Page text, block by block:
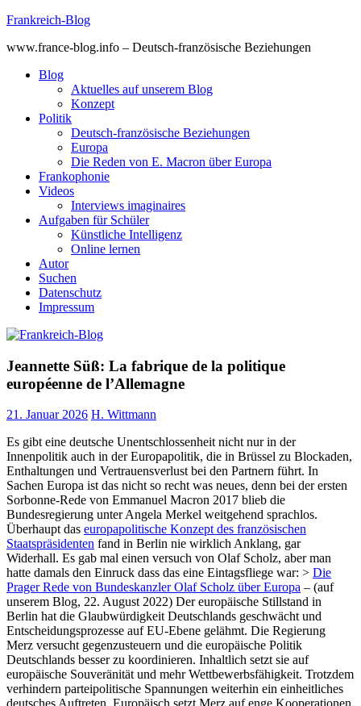
Skip
content
Frankreich-Blog
www.france-blog.info – Deutsch-französische Beziehungen
Blog
Aktuelles auf unserem Blog
Konzept
Politik
Deutsch-französische Beziehungen
Europa
Die Reden von E. Macron über Europa
Frankophonie
Videos
Interviews imaginaires
Aufgaben für Schüler
Künstliche Intelligenz
Online lernen
Autor
Suchen
Datenschutz
Impressum
Jeannette Süß: La fabrique de la politique
européenne de l’Allemagne
21. Januar 2026 H. Wittmann
Es gibt eine deutsche Unentschlossenheit nicht nur in der
Innenpolitik auch in der Europapolitik, die in Brüssel zu Blockaden,
Enthaltungen und Vertrauensverlust bei den Partnern führt. In
Sachen Europa ist das nicht so recht was neues, denn bei der ersten
Sorbonne-Rede von Emmanuel Macron 2017 blieb die
Bundesregierung unter Angela Merkel weitgehend sprachlos.
Überhaupt das europapolitische Konzept des französischen
Staatspräsidenten fand in Berlin nie wirklich Anklang, gar
Widerhall. Es gab mal einen versuch von Olaf Scholz, aber man
hatte damals den Einruck dass das eine Eintagsfliege war: > Die
Prager Rede von Bundeskanzler Olaf Scholz über Europa – (auf
unserem Blog, 22. August 2022) Der europäische Stillstand in
Berlin hat die Glaubwürdigkeit Deutschlands geschwächt und
Entscheidungsprozesse auf EU-Ebene gelähmt. Die Regierung
Merz versucht gegenzusteuern und die europäische Politik
Deutschlands besserzu koordinieren. Inhaltlich setzt sie auf
europäische Souveränität und mehr Wettbewerbsfähigkeit. Trotzdem
verhindern parteipolitische Spannungen weiterhin ein einheitliches